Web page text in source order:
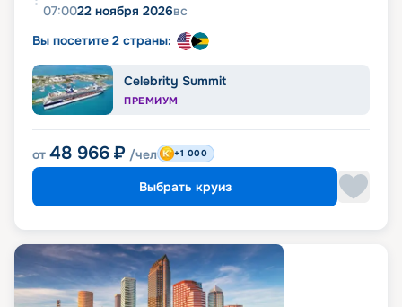
07:0022 ноября 2026вс
Вы посетите 2 страны:
Celebrity Summit
ПРЕМИУМ
от 48 966 ₽ /чел +1 000
Выбрать круиз